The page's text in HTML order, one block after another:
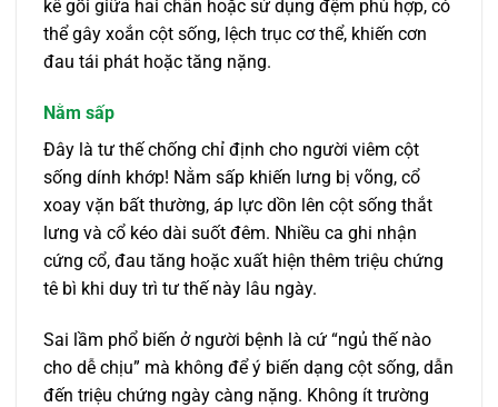
kê gối giữa hai chân hoặc sử dụng đệm phù hợp, có
thể gây xoắn cột sống, lệch trục cơ thể, khiến cơn
đau tái phát hoặc tăng nặng.
Nằm sấp
Đây là tư thế chống chỉ định cho người viêm cột
sống dính khớp! Nằm sấp khiến lưng bị võng, cổ
xoay vặn bất thường, áp lực dồn lên cột sống thắt
lưng và cổ kéo dài suốt đêm. Nhiều ca ghi nhận
cứng cổ, đau tăng hoặc xuất hiện thêm triệu chứng
tê bì khi duy trì tư thế này lâu ngày.
Sai lầm phổ biến ở người bệnh là cứ “ngủ thế nào
cho dễ chịu” mà không để ý biến dạng cột sống, dẫn
đến triệu chứng ngày càng nặng. Không ít trường